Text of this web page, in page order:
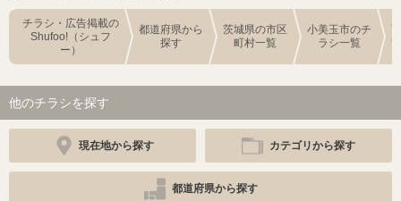
チラシ・広告掲載の
Shufoo!（シュフ
ー）
都道府県から
探す
茨城県の市区
町村一覧
小美玉市のチ
ラシ一覧
他のチラシを探す
現在地から探す カテゴリから探す
都道府県から探す